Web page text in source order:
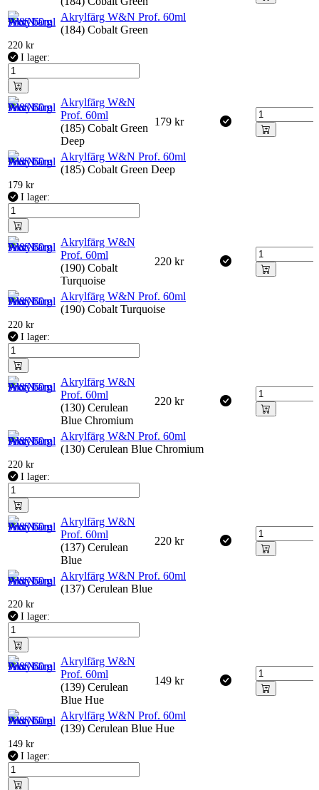
Akrylfärg W&N Prof. 60ml
(184) Cobalt Green
220 kr
I lager:
Akrylfärg W&N
Prof. 60ml
(185) Cobalt Green
Deep
179 kr
Akrylfärg W&N Prof. 60ml
(185) Cobalt Green Deep
179 kr
I lager:
Akrylfärg W&N
Prof. 60ml
(190) Cobalt
Turquoise
220 kr
Akrylfärg W&N Prof. 60ml
(190) Cobalt Turquoise
220 kr
I lager:
Akrylfärg W&N
Prof. 60ml
(130) Cerulean
Blue Chromium
220 kr
Akrylfärg W&N Prof. 60ml
(130) Cerulean Blue Chromium
220 kr
I lager:
Akrylfärg W&N
Prof. 60ml
(137) Cerulean
Blue
220 kr
Akrylfärg W&N Prof. 60ml
(137) Cerulean Blue
220 kr
I lager:
Akrylfärg W&N
Prof. 60ml
(139) Cerulean
Blue Hue
149 kr
Akrylfärg W&N Prof. 60ml
(139) Cerulean Blue Hue
149 kr
I lager: